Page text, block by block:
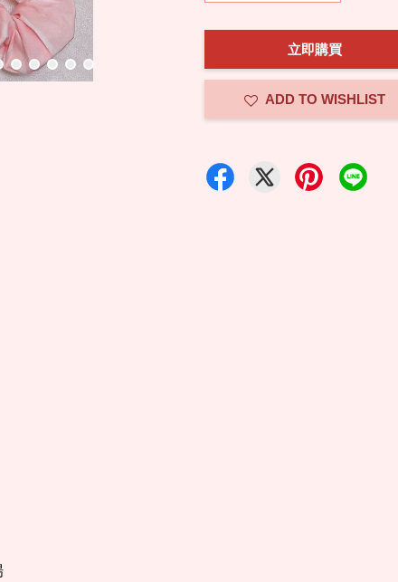
立即購買
ADD TO WISHLIST